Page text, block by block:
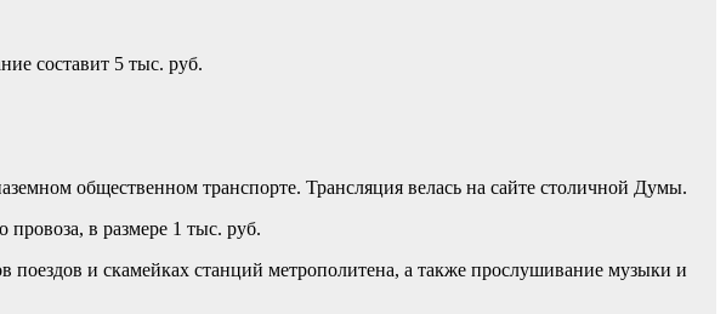
составит 5 тыс. руб.
общественном транспорте. Трансляция велась на сайте столичной Думы.
в размере 1 тыс. руб.
и скамейках станций метрополитена, а также прослушивание музыки и